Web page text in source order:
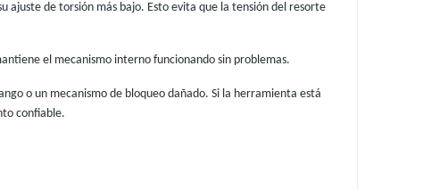
ajuste de torsión más bajo. Esto evita que la tensión del resorte
el mecanismo interno funcionando sin problemas.
o un mecanismo de bloqueo dañado. Si la herramienta está
confiable.